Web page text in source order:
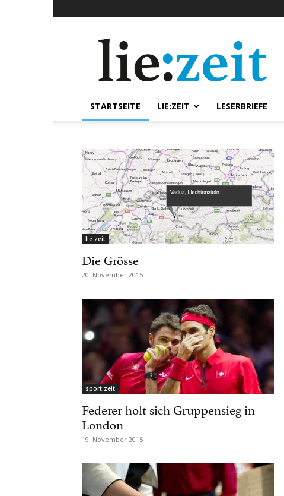
STARTSEITE LIE:ZEIT LESERBRIEFE
lie:zeit
Die Grösse
20. November 2015
sport:zeit
Federer holt sich Gruppensieg in
London
19. November 2015